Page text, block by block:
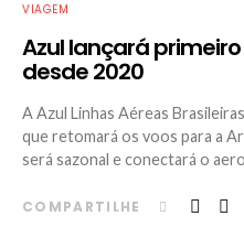
VIAGEM
Azul lançará
desde 2020
A Azul Linhas Aéreas
que retomará os voos para a
será sazonal e conectará o
COMPARTILHE